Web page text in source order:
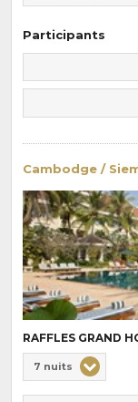
Participants
Cambodge /
RAFFLES GRAND
de
Durée
7 nuits